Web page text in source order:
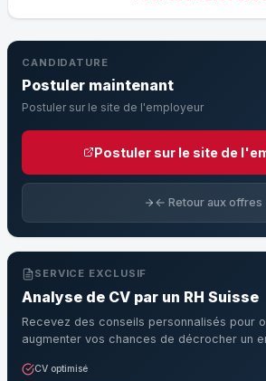
CANDIDATURE
Postuler maintenant
Postuler sur le site de l'employeur
Postuler sur le site de
← Retour aux offres
SERVICE EXCLUSIF
Analyse de CV par un RH Suisse
Recevez des conseils personnalisés pour
augmenter vos chances de décrocher un
CV optimisé